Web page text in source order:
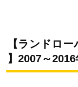
【ランドロ
】2007～